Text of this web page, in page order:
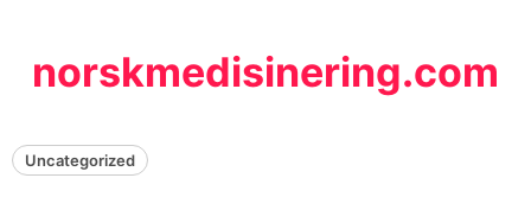
contentnorskmedisinering.com
Uncategorized